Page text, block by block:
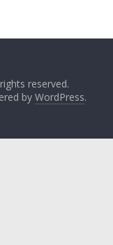
reserved.
by WordPress.